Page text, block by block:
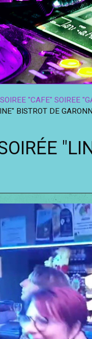
SOIREE "CAFE" SOIREE
BISTROT DE